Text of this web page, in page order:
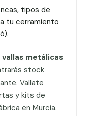
tipos de
tu cerramiento
vallas metálicas
stock
Vallate
y kits de
en Murcia.